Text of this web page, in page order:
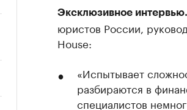
Эксклюзивное интервью.
юристов России,
House:
«Испытывает
разбираются в
специалистов